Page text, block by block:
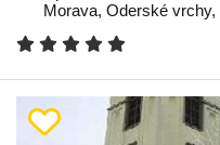
Morava, Oderské vrchy,